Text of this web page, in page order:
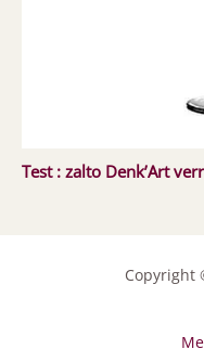
Test : zalto Denk’Art
Copyright